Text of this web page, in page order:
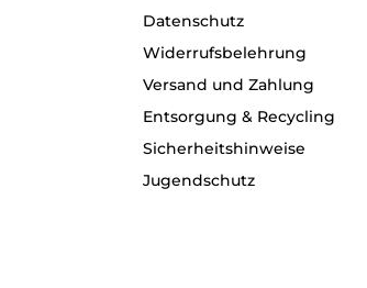
Datenschutz
Widerrufsbelehrung
Versand und Zahlung
Entsorgung & Recycling
Sicherheitshinweise
Jugendschutz